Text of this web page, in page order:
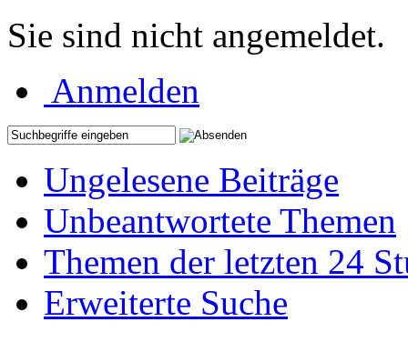
Sie sind nicht angemeldet.
Anmelden
Ungelesene Beiträge
Unbeantwortete Themen
Themen der letzten 24
Erweiterte Suche